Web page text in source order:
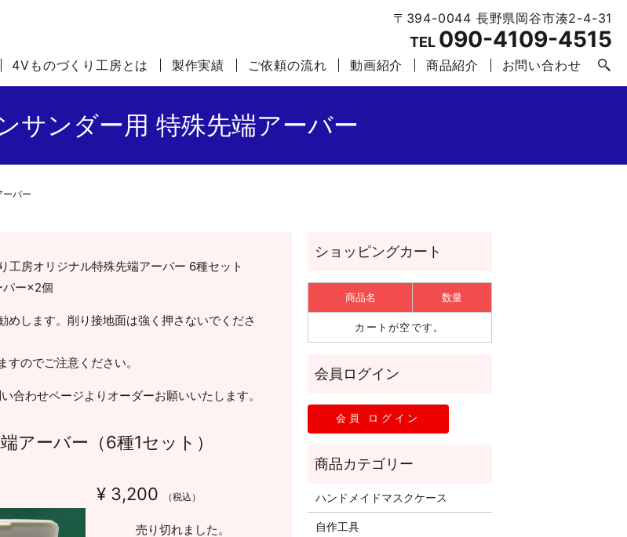
4Vものづくり工房とは 製作実績 ご依頼の流れ 動画紹介 商品紹介 お問い合わせ
〒394-0044 長野県岡谷市湊2-4-31
TEL 090-4109-4515
サンダー用 特殊先端アーバー
ーバー
房オリジナル特殊先端アーバー 6種セット
パー×2個
します。削り接地面は強く押さないでくださ
のでご注意ください。
合わせページよりオーダーお願いいたします。
アーバー（6種1セット）
¥ 3,200 （税込）
売り切れました。
商品名 数量
カートが空です。
ハンドメイドマスクケース
自作工具